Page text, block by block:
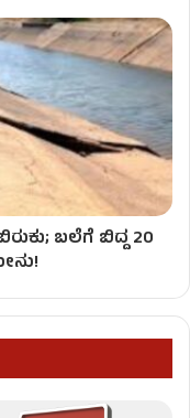
ಬಲೆಗೆ ಬಿದ್ದ 20